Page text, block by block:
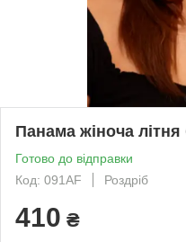
Панама жіноча
Готово до відправки
Код: 091АF
Роздріб
410 ₴